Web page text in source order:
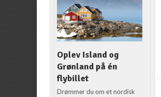
Oplev Island og
Grønland på én
flybillet
Drømmer du om et nordisk